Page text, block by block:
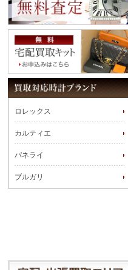
ロレックス
カルティエ
パネライ
ブルガリ